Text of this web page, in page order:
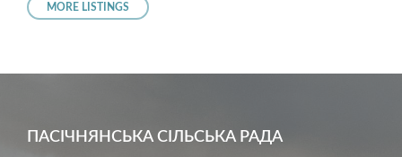
MORE LISTINGS
ПАСІЧНЯНСЬКА СІЛЬСЬКА РАДА